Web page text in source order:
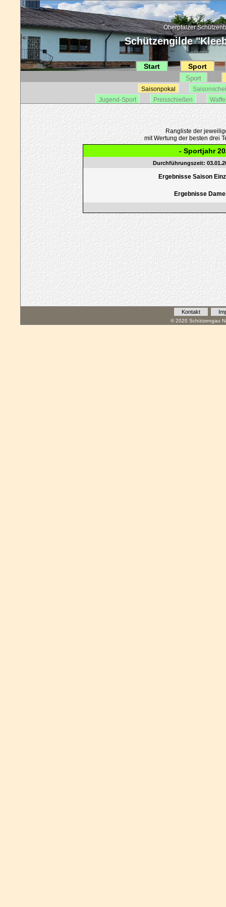
Oberpfälzer
Schützengilde
Start Sport
Sport
Saisonpokal
Jugend-Sport
Preisschießen
Rangliste der
mit Wertung der besten drei
- Sportjahr
Durchführungszeit:
Ergebnisse Saison
Ergebnisse
Kontakt
© 2020 Schützengau